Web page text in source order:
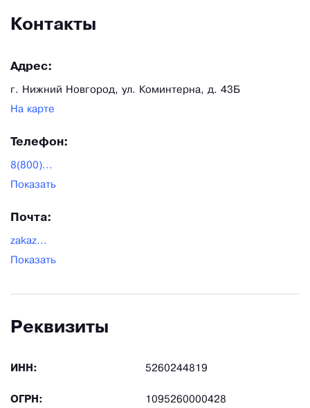
Контакты
Адрес:
г. Нижний Новгород, ул. Коминтерна, д. 43Б
На карте
Телефон:
8(800)...
Показать
Почта:
zakaz...
Показать
Реквизиты
ИНН: 5260244819
ОГРН: 1095260000428